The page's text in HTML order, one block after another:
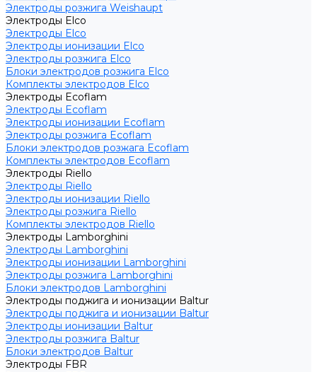
Электроды розжига Weishaupt
Электроды Elco
Электроды Elco
Электроды ионизации Elco
Электроды розжига Elco
Блоки электродов розжига Elco
Комплекты электродов Elco
Электроды Ecoflam
Электроды Ecoflam
Электроды ионизации Ecoflam
Электроды розжига Ecoflam
Блоки электродов розжага Ecoflam
Комплекты электродов Ecoflam
Электроды Riello
Электроды Riello
Электроды ионизации Riello
Электроды розжига Riello
Комплекты электродов Riello
Электроды Lamborghini
Электроды Lamborghini
Электроды ионизации Lamborghini
Электроды розжига Lamborghini
Блоки электродов Lamborghini
Электроды поджига и ионизации Baltur
Электроды поджига и ионизации Baltur
Электроды ионизации Baltur
Электроды розжига Baltur
Блоки электродов Baltur
Электроды FBR